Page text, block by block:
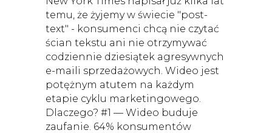
temu, że żyjemy w świecie "post-
text" - konsumenci chcą nie czytać
ścian tekstu ani nie otrzymywać
codziennie dziesiątek agresywnych
e-maili sprzedażowych. Wideo jest
potężnym atutem na każdym
etapie cyklu marketingowego.
Dlaczego? #1 — Wideo buduje
zaufanie. 64% konsumentów